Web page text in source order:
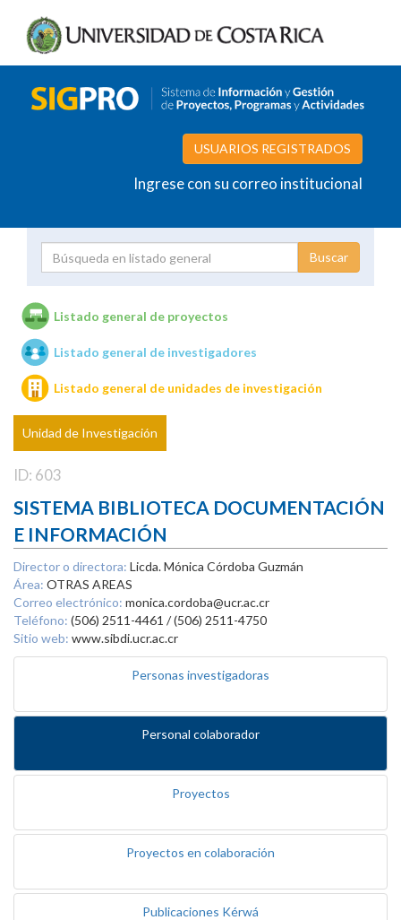
USUARIOS REGISTRADOS
Ingrese con su correo institucional
Unidades de investigación
Listado general de proyectos
Listado general de investigadores
Listado general de unidades de investigación
Unidad de Investigación
ID: 603
SISTEMA BIBLIOTECA DOCUMENTACIÓN
E INFORMACIÓN
Director o directora: Licda. Mónica Córdoba Guzmán
Área: OTRAS AREAS
Correo electrónico: monica.cordoba@ucr.ac.cr
Teléfono: (506) 2511-4461 / (506) 2511-4750
Sitio web: www.sibdi.ucr.ac.cr
Personas investigadoras
Personal colaborador
Proyectos
Proyectos en colaboración
Publicaciones Kérwá